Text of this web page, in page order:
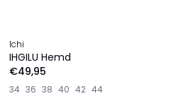
NEU
Ichi
IHGILU Hemd
€49,95
34 36 38 40 42 44